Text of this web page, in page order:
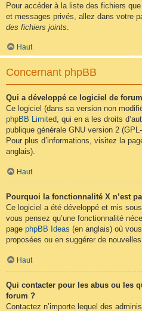
Pour accéder à la liste des fichiers
et messages privés, allez dans votre
des fichiers joints
Haut
Concernant phpBB
Qui a développé ce logiciel de
Ce logiciel (dans sa version non
phpBB Limited, qui en a les droits
publique générale GNU version 2
Pour plus d’informations, visitez la
anglais).
Haut
Pourquoi la fonctionnalité X n’est
Ce logiciel a été développé et mis
vous pensez qu’une fonctionnalité
page phpBB Ideas (en anglais) où
proposées ou en suggérer de
Haut
Qui contacter pour les abus ou les
forum ?
Contactez n’importe lequel des